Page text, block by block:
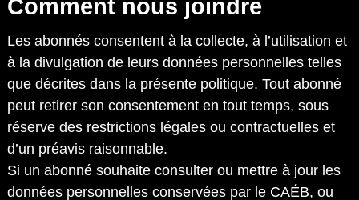
Comment nous joindre
Les abonnés consentent à la collecte, à l’utilisation et
à la divulgation de leurs données personnelles telles
que décrites dans la présente politique. Tout abonné
peut retirer son consentement en tout temps, sous
réserve des restrictions légales ou contractuelles et
d’un préavis raisonnable.
Si un abonné souhaite consulter ou mettre à jour les
données personnelles conservées par le CAÉB, ou